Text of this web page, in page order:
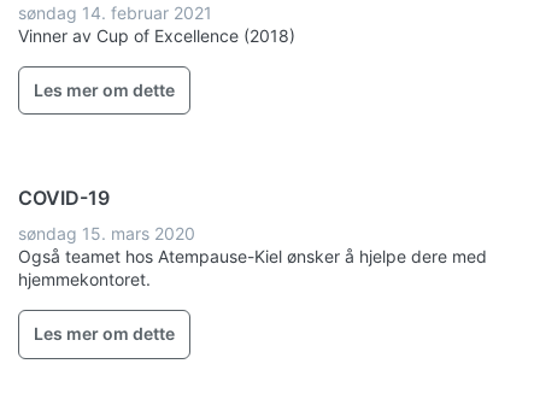
søndag 14. februar 2021
Vinner av Cup of Excellence (2018)
Les mer om dette
COVID-19
søndag 15. mars 2020
Også teamet hos Atempause-Kiel ønsker å hjelpe dere med
hjemmekontoret.
Les mer om dette